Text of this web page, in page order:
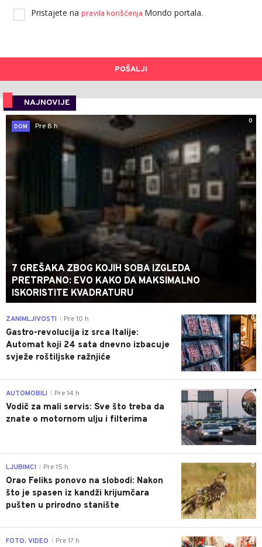
Pristajete na pravila korišćenja Mondo portala.
POŠALJI
NAJNOVIJE
0
DOM
Pre 8 h
7 GREŠAKA ZBOG KOJIH SOBA IZGLEDA
PRETRPANO: EVO KAKO DA MAKSIMALNO
ISKORISTITE KVADRATURU
0
ZANIMLJIVOSTI Pre 10 h
Gastro-revolucija iz srca Italije:
Automat koji 24 sata dnevno izbacuje
svježe roštiljske ražnjiće
0
AUTOMOBILI Pre 14 h
Vodič za mali servis: Sve što treba da
znate o motornom ulju i filterima
0
LJUBIMCI Pre 15 h
Orao Feliks ponovo na slobodi: Nakon
što je spasen iz kandži krijumčara
pušten u prirodno stanište
0
FOTO, VIDEO Pre 17 h